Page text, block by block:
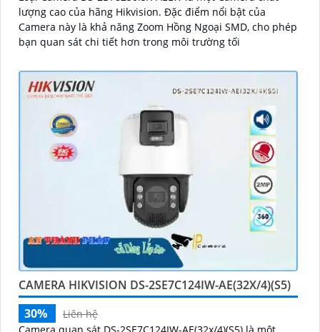
lượng cao của hãng Hikvision. Đặc điểm nổi bật của
Camera này là khả năng Zoom Hồng Ngoại SMD, cho phép
bạn quan sát chi tiết hơn trong môi trường tối
CAMERA HIKVISION DS-2SE7C124IW-AE(32X/4)(S5)
30%
Liên hệ